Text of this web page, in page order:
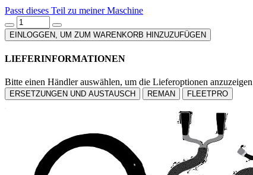
Passt dieses Teil zu meiner Maschine
EINLOGGEN, UM ZUM WARENKORB HINZUZUFÜGEN
LIEFERINFORMATIONEN
Bitte einen Händler auswählen, um die Lieferoptionen anzuzeigen
ERSETZUNGEN UND AUSTAUSCH REMAN FLEETPRO